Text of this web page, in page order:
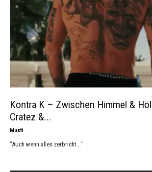
Kontra K – Zwischen Himmel &
Cratez &...
Musti -
"Auch wenn alles zerbricht..."